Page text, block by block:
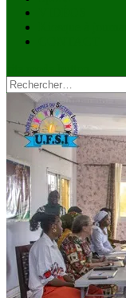
Rechercher :